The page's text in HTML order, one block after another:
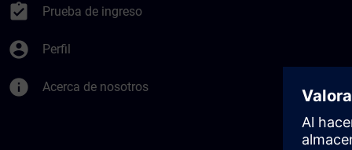
assignment_turned_in Prueba de ingreso
account_circle Perfil
info Acerca de nosotros